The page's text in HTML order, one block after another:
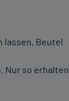
lassen, Beutel
Nur so erhalten